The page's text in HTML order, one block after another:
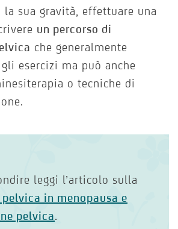
sua gravità, effettuare una
un percorso di
che generalmente
esercizi ma può anche
o tecniche di
leggi l’articolo sulla
in menopausa e
pelvica.